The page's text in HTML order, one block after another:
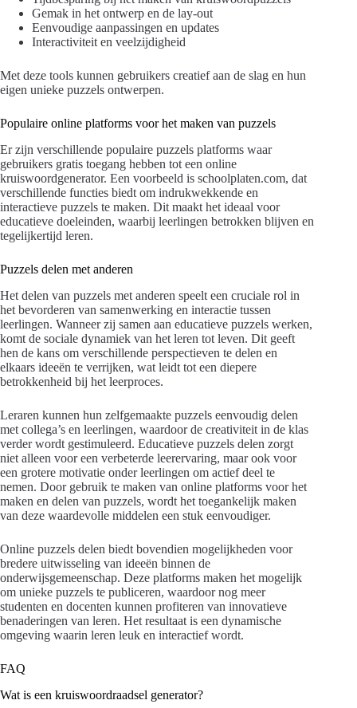
Gemak in het ontwerp en de lay-out
Eenvoudige aanpassingen en updates
Interactiviteit en veelzijdigheid
Met deze tools kunnen gebruikers creatief aan de slag en hun
eigen unieke puzzels ontwerpen.
Populaire online platforms voor het maken van puzzels
Er zijn verschillende populaire puzzels platforms waar
gebruikers gratis toegang hebben tot een online
kruiswoordgenerator. Een voorbeeld is schoolplaten.com, dat
verschillende functies biedt om indrukwekkende en
interactieve puzzels te maken. Dit maakt het ideaal voor
educatieve doeleinden, waarbij leerlingen betrokken blijven en
tegelijkertijd leren.
Puzzels delen met anderen
Het delen van puzzels met anderen speelt een cruciale rol in
het bevorderen van samenwerking en interactie tussen
leerlingen. Wanneer zij samen aan educatieve puzzels werken,
komt de sociale dynamiek van het leren tot leven. Dit geeft
hen de kans om verschillende perspectieven te delen en
elkaars ideeën te verrijken, wat leidt tot een diepere
betrokkenheid bij het leerproces.
Leraren kunnen hun zelfgemaakte puzzels eenvoudig delen
met collega’s en leerlingen, waardoor de creativiteit in de klas
verder wordt gestimuleerd. Educatieve puzzels delen zorgt
niet alleen voor een verbeterde leerervaring, maar ook voor
een grotere motivatie onder leerlingen om actief deel te
nemen. Door gebruik te maken van online platforms voor het
maken en delen van puzzels, wordt het toegankelijk maken
van deze waardevolle middelen een stuk eenvoudiger.
Online puzzels delen biedt bovendien mogelijkheden voor
bredere uitwisseling van ideeën binnen de
onderwijsgemeenschap. Deze platforms maken het mogelijk
om unieke puzzels te publiceren, waardoor nog meer
studenten en docenten kunnen profiteren van innovatieve
benaderingen van leren. Het resultaat is een dynamische
omgeving waarin leren leuk en interactief wordt.
FAQ
Wat is een kruiswoordraadsel generator?